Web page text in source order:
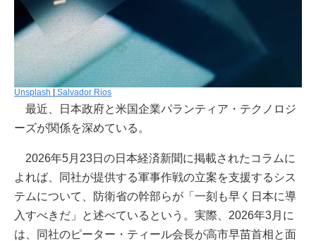
Unsplash Salvador Rios
最近、日本政府と米国企業パランティア・テクノロジ
ーズが関係を深めている。
2026年5月23日の日本経済新聞に掲載されたコラムに
よれば、同社が提供する軍事作戦の立案を支援するシス
テムについて、防衛省の幹部らが「一刻も早く日本に導
入すべきだ」と述べているという。実際、2026年3月に
は、同社のピーター・ティール会長が高市早苗首相と面